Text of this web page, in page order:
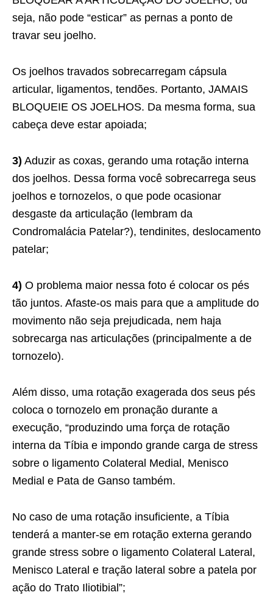
seja, não pode “esticar” as pernas a ponto de
travar seu joelho.
Os joelhos travados sobrecarregam cápsula
articular, ligamentos, tendões. Portanto, JAMAIS
BLOQUEIE OS JOELHOS. Da mesma forma, sua
cabeça deve estar apoiada;
3) Aduzir as coxas, gerando uma rotação interna
dos joelhos. Dessa forma você sobrecarrega seus
joelhos e tornozelos, o que pode ocasionar
desgaste da articulação (lembram da
Condromalácia Patelar?), tendinites, deslocamento
patelar;
4) O problema maior nessa foto é colocar os pés
tão juntos. Afaste-os mais para que a amplitude do
movimento não seja prejudicada, nem haja
sobrecarga nas articulações (principalmente a de
tornozelo).
Além disso, uma rotação exagerada dos seus pés
coloca o tornozelo em pronação durante a
execução, “produzindo uma força de rotação
interna da Tíbia e impondo grande carga de stress
sobre o ligamento Colateral Medial, Menisco
Medial e Pata de Ganso também.
No caso de uma rotação insuficiente, a Tíbia
tenderá a manter-se em rotação externa gerando
grande stress sobre o ligamento Colateral Lateral,
Menisco Lateral e tração lateral sobre a patela por
ação do Trato Iliotibial”;